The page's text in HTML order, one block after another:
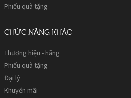
Phiếu quà tặng
CHỨC NĂNG KHÁC
Thương hiệu - hãng
Phiếu quà tặng
Đại lý
Khuyến mãi